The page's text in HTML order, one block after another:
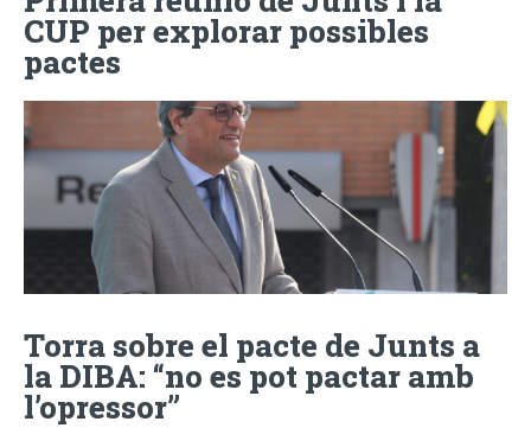
CUP per explorar possibles
pactes
Torra sobre el pacte de Junts a
la DIBA: “no es pot pactar amb
l’opressor”